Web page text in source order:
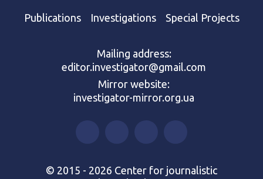
Publications Investigations Special Projects
Mailing address:
editor.investigator@gmail.com
Mirror website:
investigator-mirror.org.ua
© 2015 - 2026 Center for journalistic